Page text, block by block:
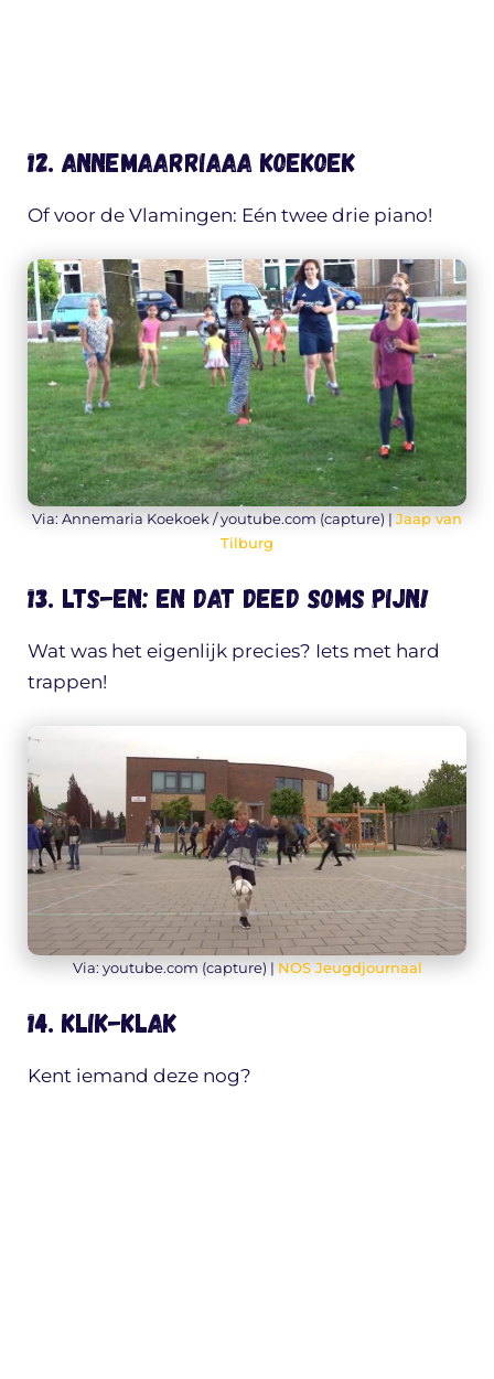
12. Annemaarriaaa KOEKOEK
Of voor de Vlamingen: Eén twee drie piano!
Via: Annemaria Koekoek / youtube.com (capture) | Jaap van
Tilburg
13. LTS-en: en dat deed soms pijn!
Wat was het eigenlijk precies? Iets met hard
trappen!
Via: youtube.com (capture) | NOS Jeugdjournaal
14. Klik-klak
Kent iemand deze nog?